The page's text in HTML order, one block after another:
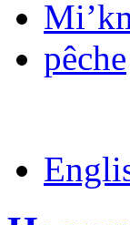
pêche